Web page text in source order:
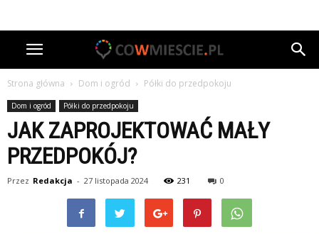
Strona główna Dom i ogród Półki do przedpokoju
Dom i ogród Półki do przedpokoju
JAK ZAPROJEKTOWAĆ MAŁY
PRZEDPOKÓJ?
Przez Redakcja - 27 listopada 2024 231 0